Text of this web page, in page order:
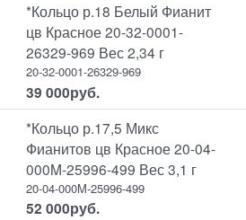
*Кольцо р.18 Белый Фианит
цв Красное 20-32-0001-
26329-969 Вес 2,34 г
20-32-0001-26329-969
39 000руб.
*Кольцо р.17,5 Микс
Фианитов цв Красное 20-04-
000M-25996-499 Вес 3,1 г
20-04-000M-25996-499
52 000руб.